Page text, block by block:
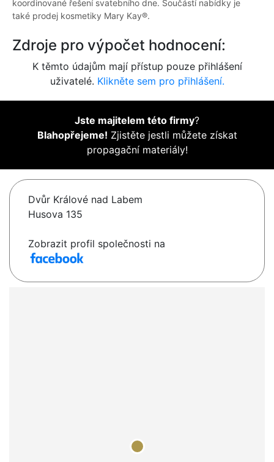
koordinované řešení svatebního dne. Součástí nabídky je
také prodej kosmetiky Mary Kay®.
Zdroje pro výpočet hodnocení:
K těmto údajům mají přístup pouze přihlášení
uživatelé. Klikněte sem pro přihlášení.
Jste majitelem této firmy?
Blahopřejeme! Zjistěte jestli můžete získat
propagační materiály!
Dvůr Králové nad Labem
Husova 135
Zobrazit profil společnosti na